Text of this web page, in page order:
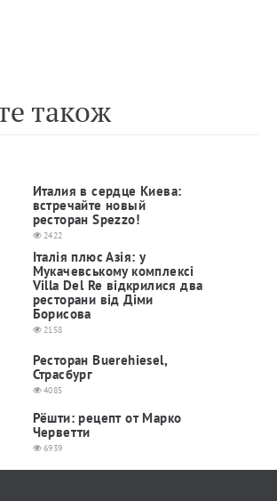
також
Италия в сердце Киева:
встречайте новый
ресторан Spezzo!
2422
Італія плюс Азія: у
Мукачевському комплексі
Villa Del Re відкрилися два
ресторани від Діми
Борисова
2158
Ресторан Buerehiesel,
Страсбург
4085
Рёшти: рецепт от Марко
Черветти
6939